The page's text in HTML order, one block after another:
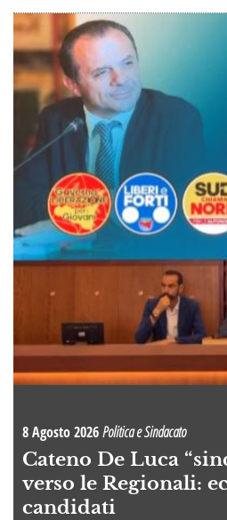
8 Agosto 2026Politica e Sindacato
Cateno De Luca
verso le Regionali:
candidati